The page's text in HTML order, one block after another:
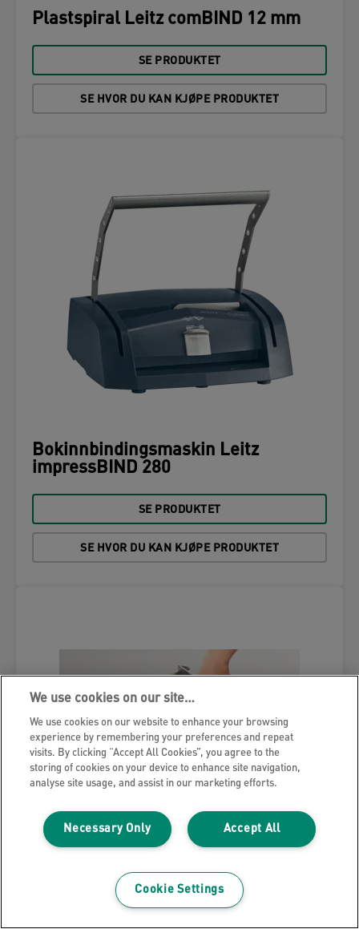
Plastspiral Leitz comBIND 12 mm
SE PRODUKTET
SE HVOR DU KAN KJØPE PRODUKTET
Bokinnbindingsmaskin Leitz
impressBIND 280
SE PRODUKTET
SE HVOR DU KAN KJØPE PRODUKTET
De-binder til Leitz impressBIND 280
We use cookies on our site…
We use cookies on our website to enhance your browsing
experience by remembering your preferences and repeat
visits. By clicking “Accept All Cookies”, you agree to the
storing of cookies on your device to enhance site navigation,
analyse site usage, and assist in our marketing efforts.
Accept All
Necessary Only
Cookie Settings